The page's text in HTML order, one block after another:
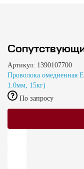
Артикул: 1390107700
Проволока омедненная
1.0мм, 15кг)
По запросу